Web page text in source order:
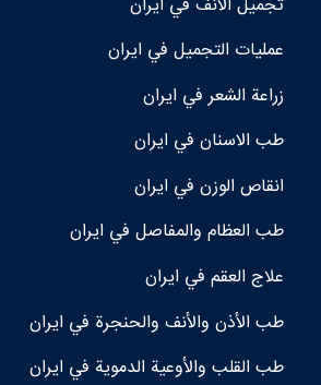
عمليات التجميل في ايران
زراعة الشعر في ايران
طب الاسنان في ايران
انقاص الوزن في ايران
طب العظام والمفاصل في ايران
علاج العقم في ايران
طب الأذن والأنف والحنجرة في ايران
طب القلب والأوعية الدموية في ايران